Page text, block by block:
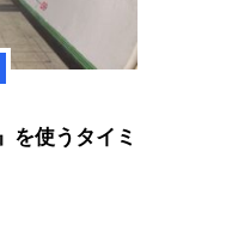
を使うタイミ